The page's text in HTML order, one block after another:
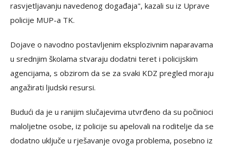
rasvjetljavanju navedenog događaja", kazali su iz Uprave
policije MUP-a TK.
Dojave o navodno postavljenim eksplozivnim naparavama
u srednjim školama stvaraju dodatni teret i policijskim
agencijama, s obzirom da se za svaki KDZ pregled moraju
angažirati ljudski resursi.
Budući da je u ranijim slučajevima utvrđeno da su počinioci
maloljetne osobe, iz policije su apelovali na roditelje da se
dodatno uključe u rješavanje ovoga problema, posebno iz